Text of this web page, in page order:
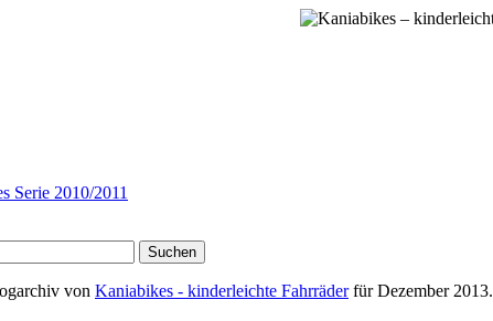
Serie 2010/2011
von Kaniabikes - kinderleichte Fahrräderfür Dezember 2013.